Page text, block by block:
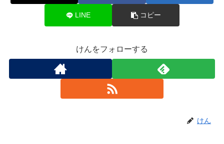
LINE コピー
けんをフォローする
けん